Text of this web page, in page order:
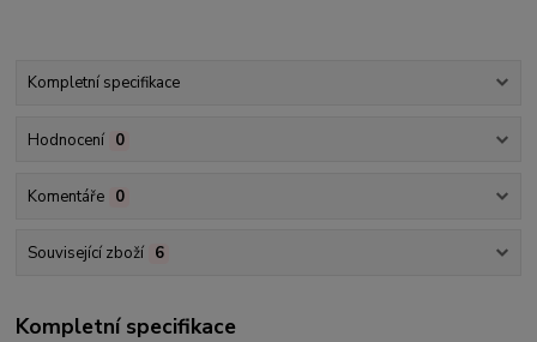
Kompletní specifikace
Hodnocení 0
Komentáře 0
Související zboží 6
Kompletní specifikace